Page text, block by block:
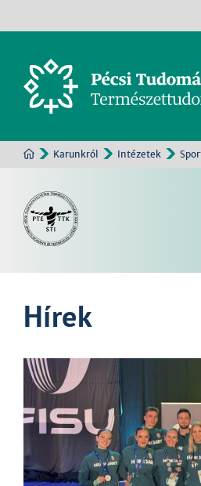
Karunkról Intézetek
Hírek